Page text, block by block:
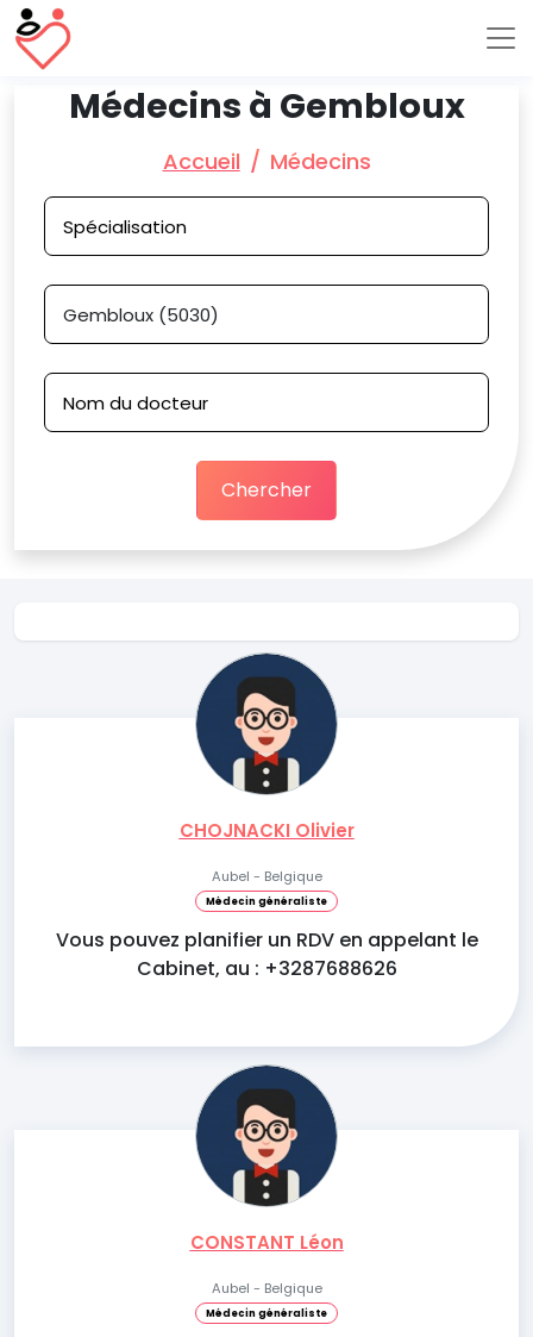
Médecins à Gembloux
Accueil Médecins
Chercher
CHOJNACKI Olivier
Aubel - Belgique
Médecin généraliste
Vous pouvez planifier un RDV en appelant le
Cabinet, au : +3287688626
CONSTANT Léon
Aubel - Belgique
Médecin généraliste